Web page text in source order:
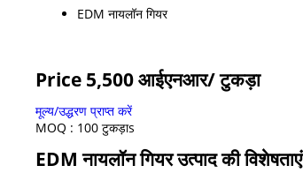
EDM नायलॉन गियर
Price 5,500 आईएनआर/ टुकड़ा
मूल्य/उद्धरण प्राप्त करें
MOQ : 100 टुकड़ाs
EDM नायलॉन गियर उत्पाद की विशेषताएं